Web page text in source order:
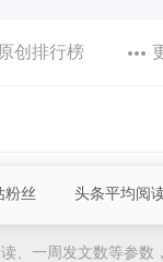
原创排行榜
粉丝 头条平均阅
一周发文数等参数